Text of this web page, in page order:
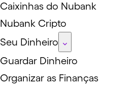
Caixinhas do Nubank
Nubank Cripto
Seu Dinheiro
Guardar Dinheiro
Organizar as Finanças